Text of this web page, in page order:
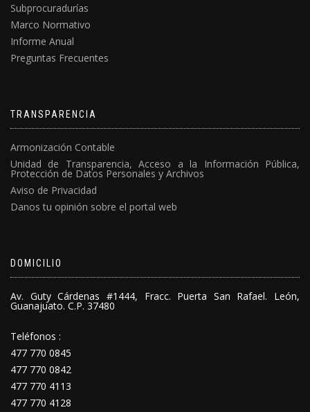
Subprocuradurías
Marco Normativo
Informe Anual
Preguntas Frecuentes
TRANSPARENCIA
Armonización Contable
Unidad de Transparencia, Acceso a la Información Pública,
Protección de Datos Personales y Archivos
Aviso de Privacidad
Danos tu opinión sobre el portal web
DOMICILIO
Av. Guty Cárdenas #1444, Fracc. Puerta San Rafael. León,
Guanajuato. C.P. 37480
Teléfonos :
477 770 0845
477 770 0842
477 770 4113
477 770 4128